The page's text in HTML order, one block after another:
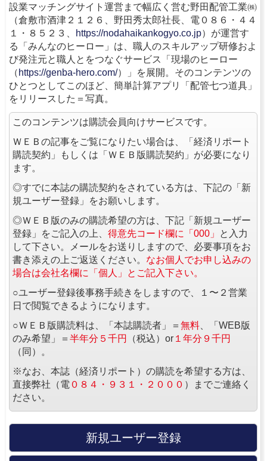
設業マッチングサイト運営まで幅広く営む野田配管工業㈱
（倉敷市酒津２１２６、野田秀太郎社長、電０８６・４４
１・８５２３、
https://nodahaikankogyo.co.jp）が運営す
る「みんなのヒーロー」は、職人のスキルアップ研修およ
び発注元と職人とをつなぐサービス「現場のヒーロー
（ https://genba-hero.com/）」を展開。そのコンテンツの
ひとつとしてこのほど、簡単計算アプリ「配管七つ道具」
をリリースした＝写真。
このコンテンツは購読会員向けサービスです。
ＷＥＢの記事をご覧になりたい場合は、「経済リポート
購読契約」もしくは「ＷＥＢ版購読契約」が必要になり
ます。
◎すでに本誌の購読契約をされている方は、下記の「新
規ユーザー登録」をお願いします。
◎ＷＥＢ版のみの購読希望の方は、下記「新規ユーザー
登録」をご記入の上、 得意先コード欄に「000」
と入力
して下さい。メールをお送りしますので、必要事項をお
書き添えの上ご返送ください。 なお個人でお申し込みの
場合は会社名欄に「個人」とご記入下さい。
○ユーザー登録後事務手続きをしますので、１〜２営業
日で閲覧できるようになります。
○ＷＥＢ版購読料は、「本誌購読者」＝ 無料 、「WEB版
のみ希望」＝ 半年分５千円 （税込）or １年分９千円
（同）。
※なお、本誌（経済リポート）の購読を希望する方は、
直接弊社（電 ０８４・９３１・２０００ ）までご連絡く
ださい。
新規ユーザー登録